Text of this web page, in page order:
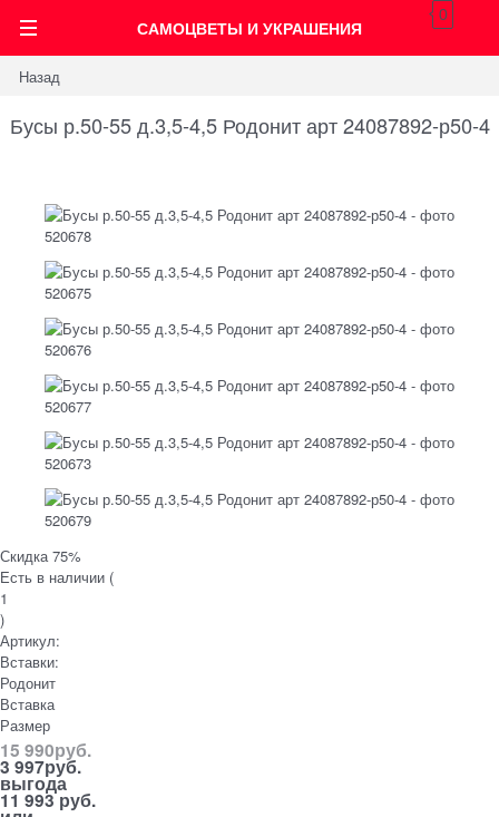
САМОЦВЕТЫ И УКРАШЕНИЯ
0
Назад
Бусы р.50-55 д.3,5-4,5 Родонит арт 24087892-р50-4
Скидка 75%
Есть в наличии (
1
)
Артикул:
Вставки:
Родонит
Вставка
Размер
15 990руб.
3 997руб.
выгода
11 993 руб.